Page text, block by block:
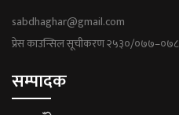
sabdhaghar@gmail.com
प्रेस काउन्सिल सूचीकरण २५३०/०७७–०७८
सम्पादक